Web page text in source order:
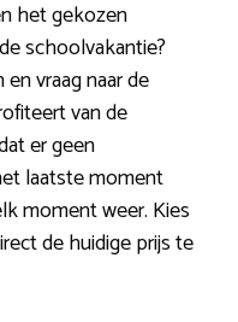
het gekozen
schoolvakantie?
vraag naar de
van de
er geen
laatste moment
moment weer. Kies
de huidige prijs te